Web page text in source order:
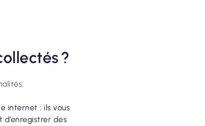
?
internet : ils vous
des